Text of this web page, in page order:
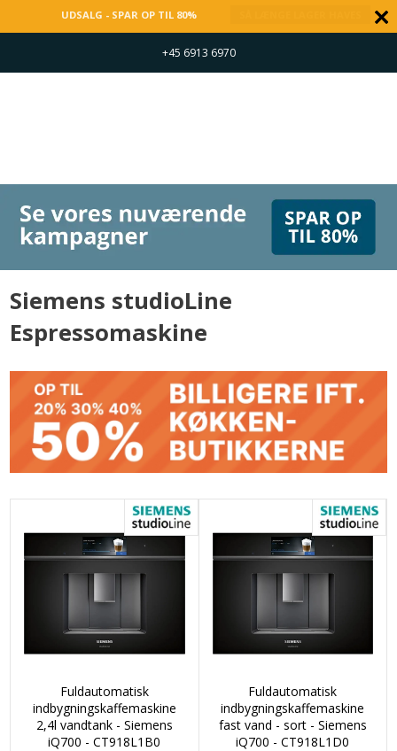
UDSALG - SPAR OP TIL 80%
+45 6913 6970
Siemens studioLine
Espressomaskine
Fuldautomatisk
indbygningskaffemaskine
2,4l vandtank - Siemens
iQ700 - CT918L1B0
Fuldautomatisk
indbygningskaffemaskine
fast vand - sort - Siemens
iQ700 - CT918L1D0